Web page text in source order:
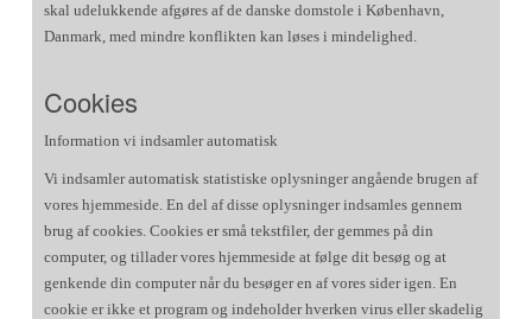
skal udelukkende afgøres af de danske domstole i København,
Danmark, med mindre konflikten kan løses i mindelighed.
Cookies
Information vi indsamler automatisk
Vi indsamler automatisk statistiske oplysninger angående brugen af
vores hjemmeside. En del af disse oplysninger indsamles gennem
brug af cookies. Cookies er små tekstfiler, der gemmes på din
computer, og tillader vores hjemmeside at følge dit besøg og at
genkende din computer når du besøger en af vores sider igen. En
cookie er ikke et program og indeholder hverken virus eller skadelig